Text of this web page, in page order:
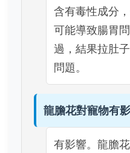
含有毒性成分
可能導致腸胃
過，結果拉肚
問題。
龍膽花對寵物有
有影響。龍膽